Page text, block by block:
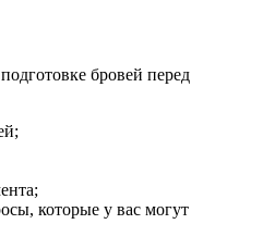
бровей перед
которые у вас могут